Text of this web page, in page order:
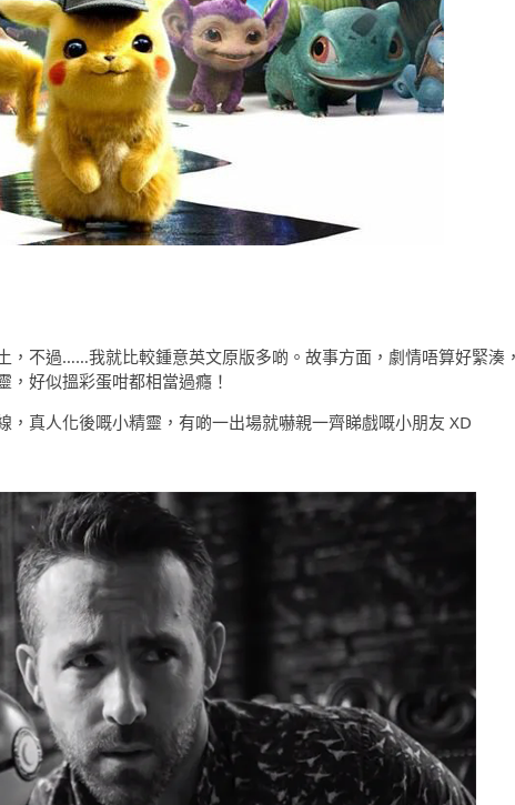
，不過……我就比較鍾意英文原版多啲。故事方面，劇情唔算好緊湊
好似搵彩蛋咁都相當過癮！
真人化後嘅小精靈，有啲一出場就嚇親一齊睇戲嘅小朋友 XD